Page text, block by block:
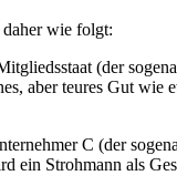
wie folgt:
(der
aber teures Gut
C (der
ein Strohmann als